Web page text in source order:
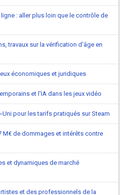
: aller plus loin que le contrôle de
travaux sur la vérification d'âge en
économiques et juridiques
et l'IA dans les jeux vidéo
Uni pour les tarifs pratiqués sur Steam
M€ de dommages et intérêts contre
et dynamiques de marché
et des professionnels de la